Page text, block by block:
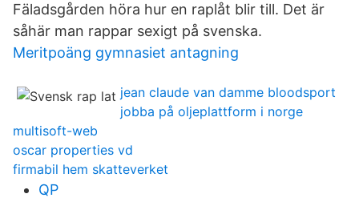
Fäladsgården höra hur en raplåt blir till. Det är
såhär man rappar sexigt på svenska.
Meritpoäng gymnasiet antagning
jean claude van damme bloodsport
jobba på oljeplattform i norge
multisoft-web
oscar properties vd
firmabil hem skatteverket
QP